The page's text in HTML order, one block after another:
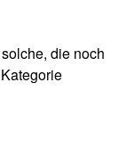
die noch